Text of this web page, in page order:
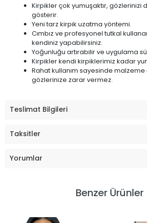
Kirpikler çok yumuşaktır, gözlerinizi
gösterir.
Yeni tarz kirpik uzatma yöntemi.
Cımbız ve profesyonel tutkal
kendiniz yapabilirsiniz.
Yoğunluğu artırabilir ve uygulama
Kirpikler kendi kirpiklerimiz kadar
Rahat kullanım sayesinde
gözlerinize zarar vermez.
Teslimat Bilgileri
Taksitler
Yorumlar
Benzer Ürünler